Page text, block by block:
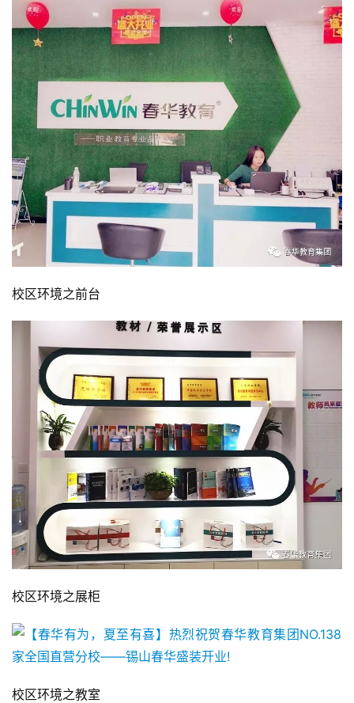
校区环境之前台
校区环境之展柜
校区环境之教室